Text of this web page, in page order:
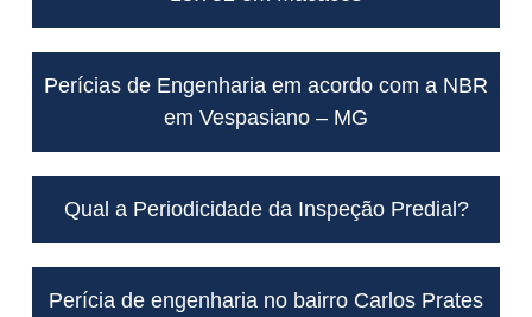
Perícias de Engenharia em acordo com a NBR
em Vespasiano – MG
Qual a Periodicidade da Inspeção Predial?
Perícia de engenharia no bairro Carlos Prates